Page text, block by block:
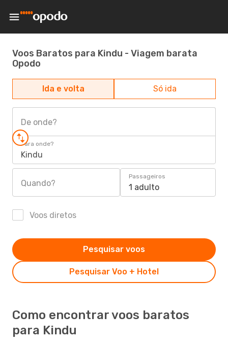
Voos Baratos para Kindu - Viagem barata
Opodo
Ida e volta Só ida
De onde?
Para onde?
Kindu
Quando?
Passageiros
1 adulto
Voos diretos
Pesquisar Voo + Hotel
Pesquisar voos
Como encontrar voos baratos
para Kindu